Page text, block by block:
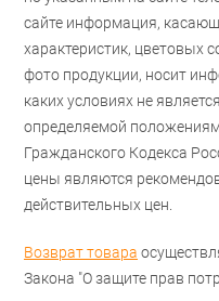
сайте информация,
характеристик, цветовых
фото продукции, носит
каких условиях не
определяемой
Гражданского Кодекса
цены являются
действительных цен.
Возврат товара
Закона "О защите прав